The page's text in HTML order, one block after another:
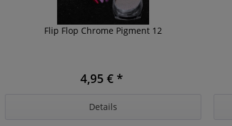
Flip Flop Chrome Pigment 12
4,95 € *
Details